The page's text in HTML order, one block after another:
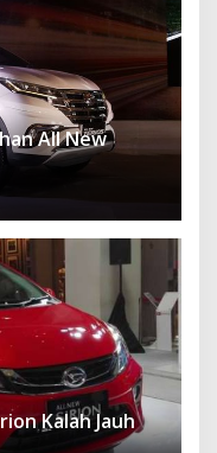
All New
Kalah Jauh